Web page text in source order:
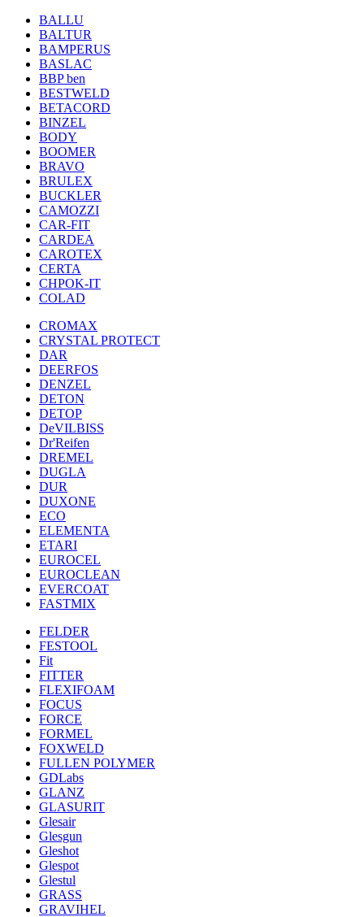
BALLU
BALTUR
BAMPERUS
BASLAC
BBP ben
BESTWELD
BETACORD
BINZEL
BODY
BOOMER
BRAVO
BRULEX
BUCKLER
CAMOZZI
CAR-FIT
CARDEA
CAROTEX
CERTA
CHPOK-IT
COLAD
CROMAX
CRYSTAL PROTECT
DAR
DEERFOS
DENZEL
DETON
DETOP
DeVILBISS
Dr'Reifen
DREMEL
DUGLA
DUR
DUXONE
ECO
ELEMENTA
ETARI
EUROCEL
EUROCLEAN
EVERCOAT
FASTMIX
FELDER
FESTOOL
Fit
FITTER
FLEXIFOAM
FOCUS
FORCE
FORMEL
FOXWELD
FULLEN POLYMER
GDLabs
GLANZ
GLASURIT
Glesair
Glesgun
Gleshot
Glespot
Glestul
GRASS
GRAVIHEL